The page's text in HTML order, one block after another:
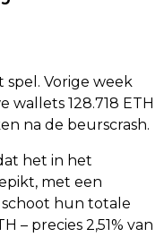
spel. Vorige week
wallets 128.718 ETH
na de beurscrash.
het in het
met een
schoot hun totale
– precies 2,51% van